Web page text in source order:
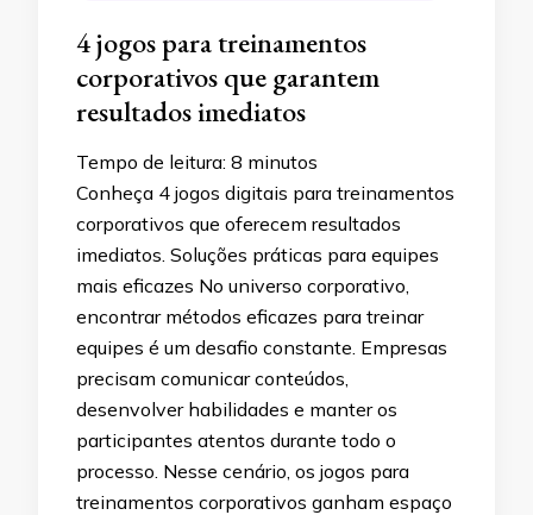
4 jogos para treinamentos
corporativos que garantem
resultados imediatos
Tempo de leitura: 8 minutos
Conheça 4 jogos digitais para treinamentos
corporativos que oferecem resultados
imediatos. Soluções práticas para equipes
mais eficazes No universo corporativo,
encontrar métodos eficazes para treinar
equipes é um desafio constante. Empresas
precisam comunicar conteúdos,
desenvolver habilidades e manter os
participantes atentos durante todo o
processo. Nesse cenário, os jogos para
treinamentos corporativos ganham espaço